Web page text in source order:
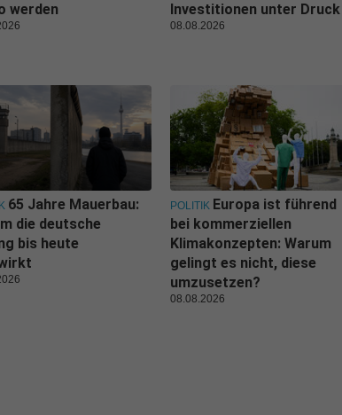
werden
Investitionen unter Druck
08.08.2026
65 Jahre Mauerbau:
die deutsche
bis heute
POLITIK Europa ist führend
bei kommerziellen
Klimakonzepten: Warum
gelingt es nicht, diese
umzusetzen?
08.08.2026